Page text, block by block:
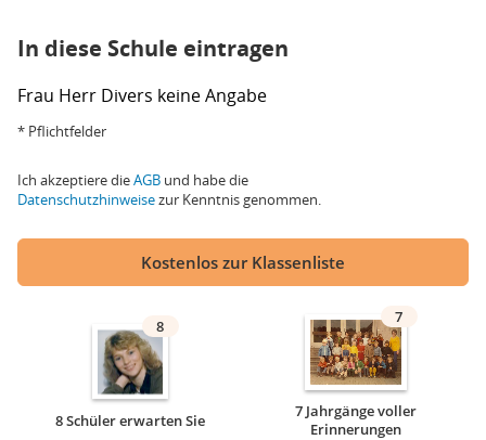
In diese Schule eintragen
Frau Herr Divers keine Angabe
* Pflichtfelder
Ich akzeptiere dieAGB und habe die
Datenschutzhinweisezur Kenntnis genommen.
Kostenlos zur Klassenliste
8
8 Schüler erwarten Sie
7
7 Jahrgänge voller
Erinnerungen